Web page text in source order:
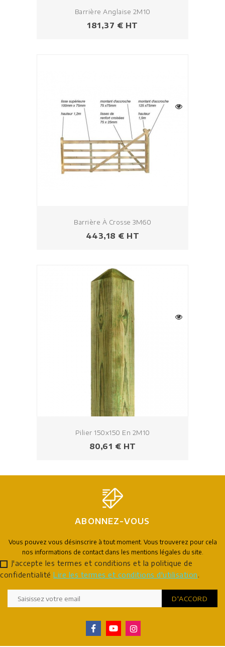
Barrière Anglaise 2M10
Prix
181,37 € HT
Barrière À Crosse 3M60
Prix
443,18 € HT
Pilier 150x150 En 2M10
Prix
80,61 € HT
ABONNEZ-VOUS
Vous pouvez vous désinscrire à tout moment. Vous trouverez pour cela
nos informations de contact dans les mentions légales du site.
J'accepte les termes et conditions et la politique de
confidentialité Lire les termes et conditions d'utilisation.